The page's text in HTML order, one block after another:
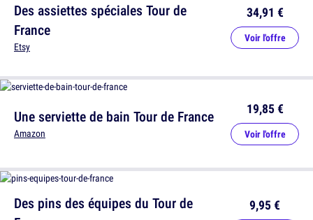
Une serviette de bain Tour de France
Amazon
19,85 €
Voir l'offre
Des assiettes spéciales Tour de
France
Etsy
34,91 €
Voir l'offre
Des pins des équipes du Tour de
9,95 €